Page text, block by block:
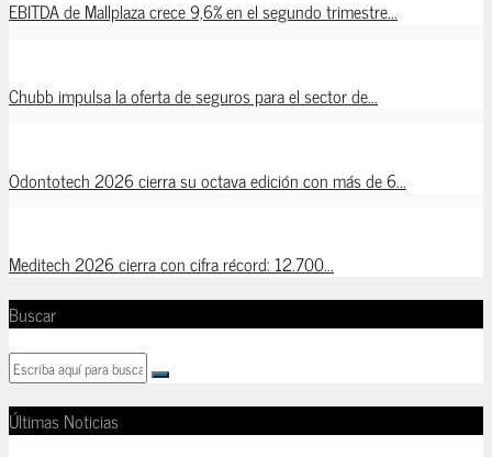
EBITDA de Mallplaza crece 9,6% en el segundo trimestre...
Chubb impulsa la oferta de seguros para el sector de...
Odontotech 2026 cierra su octava edición con más de 6...
Meditech 2026 cierra con cifra récord: 12.700...
Buscar
Últimas Noticias